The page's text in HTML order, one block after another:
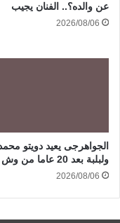
عن والده؟.. الفنان يجيب
2026/08/06
الجواهرجى يعيد دويتو
ولبلبة بعد 20 عاما من وش إجرام
2026/08/06